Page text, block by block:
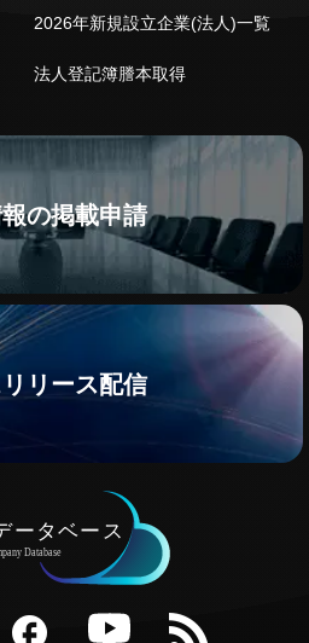
2026年新規設立企業(法人)一覧
法人登記簿謄本取得
の掲載申請
リース配信
RSS